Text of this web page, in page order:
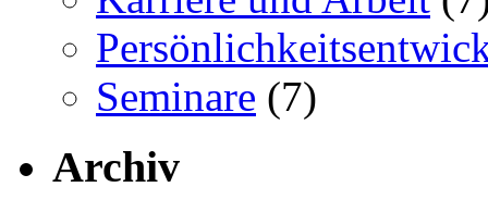
Seminare (7)
Archiv